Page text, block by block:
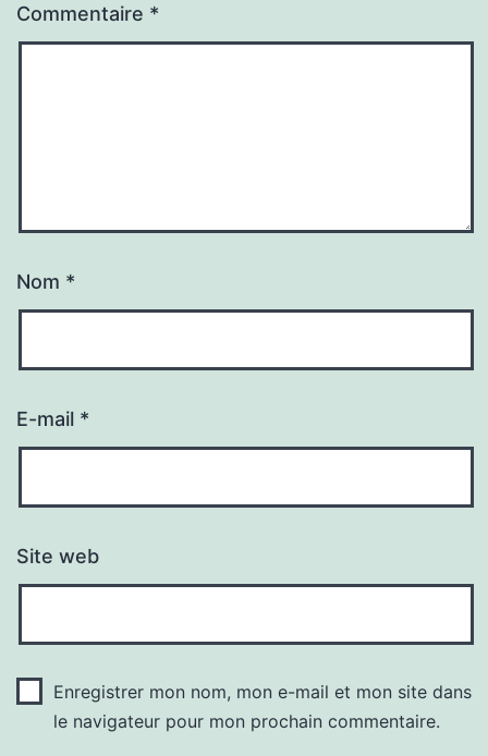
Commentaire *
Nom *
E-mail *
Site web
Enregistrer mon nom, mon e-mail et mon site dans
le navigateur pour mon prochain commentaire.